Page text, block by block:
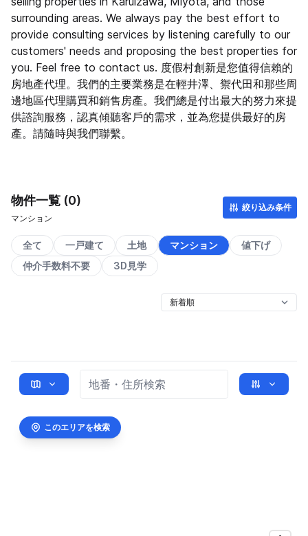
surrounding areas. We always pay the best effort to
provide consulting services by listening carefully to our
customers' needs and proposing the best properties for
you. Feel free to contact us. 度假村創新是您值得信賴的
房地產代理。我們的主要業務是在輕井澤、禦代田和那些周
邊地區代理購買和銷售房產。我們總是付出最大的努力來提
供諮詢服務，認真傾聽客戶的需求，並為您提供最好的房
產。請隨時與我們聯繫。
物件一覧 (0)
マンション
絞り込み条件
全て 一戸建て 土地 マンション
値下げ
仲介手数料不要
3D見学
このエリアを検索